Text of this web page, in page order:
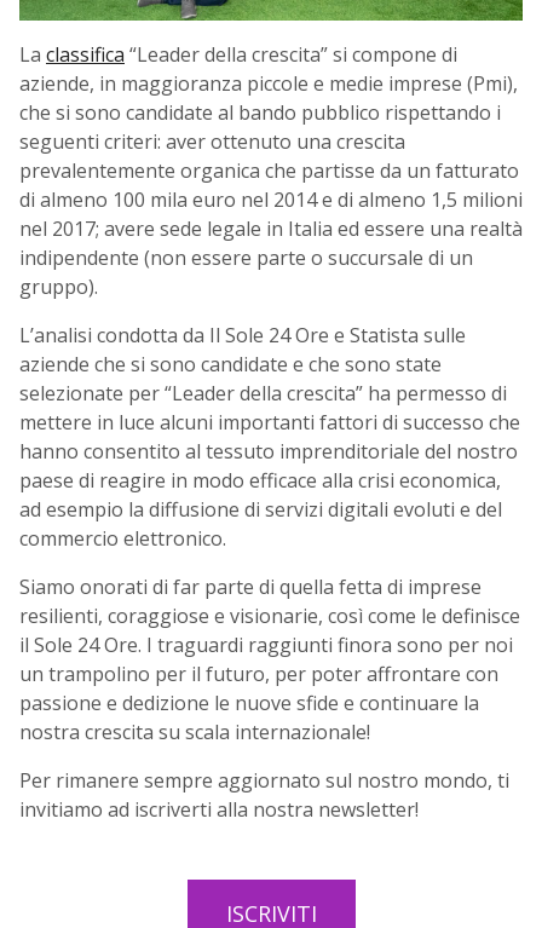
La classifica “Leader della crescita” si compone di
aziende, in maggioranza piccole e medie imprese (Pmi),
che si sono candidate al bando pubblico rispettando i
seguenti criteri: aver ottenuto una crescita
prevalentemente organica che partisse da un fatturato
di almeno 100 mila euro nel 2014 e di almeno 1,5 milioni
nel 2017; avere sede legale in Italia ed essere una realtà
indipendente (non essere parte o succursale di un
gruppo).
L’analisi condotta da Il Sole 24 Ore e Statista sulle
aziende che si sono candidate e che sono state
selezionate per “Leader della crescita” ha permesso di
mettere in luce alcuni importanti fattori di successo che
hanno consentito al tessuto imprenditoriale del nostro
paese di reagire in modo efficace alla crisi economica,
ad esempio la diffusione di servizi digitali evoluti e del
commercio elettronico.
Siamo onorati di far parte di quella fetta di imprese
resilienti, coraggiose e visionarie, così come le definisce
il Sole 24 Ore. I traguardi raggiunti finora sono per noi
un trampolino per il futuro, per poter affrontare con
passione e dedizione le nuove sfide e continuare la
nostra crescita su scala internazionale!
Per rimanere sempre aggiornato sul nostro mondo, ti
invitiamo ad iscriverti alla nostra newsletter!
ISCRIVITI